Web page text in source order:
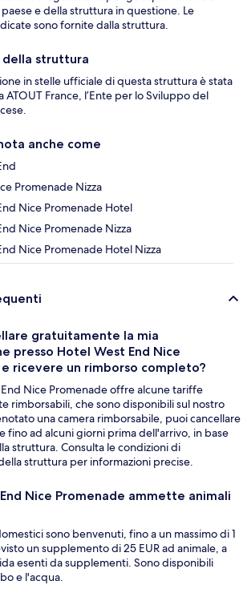
e della struttura in questione. Le
sono fornite dalla struttura.
struttura
in stelle ufficiale di questa struttura è stata
ATOUT France, l’Ente per lo Sviluppo del
anche come
Promenade Nizza
Nice Promenade Hotel
Nice Promenade Nizza
Nice Promenade Hotel Nizza
gratuitamente la mia
presso Hotel West End Nice
ricevere un rimborso completo?
Nice Promenade offre alcune tariffe
rimborsabili, che sono disponibili sul nostro
una camera rimborsabile, puoi cancellare
fino ad alcuni giorni prima dell'arrivo, in base
struttura. Consulta le condizioni di
struttura per informazioni precise.
Nice Promenade ammette animali
sono benvenuti, fino a un massimo di 1
un supplemento di 25 EUR ad animale, a
esenti da supplementi. Sono disponibili
e l'acqua.